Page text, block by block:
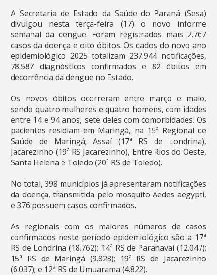
A Secretaria de Estado da Saúde do Paraná (Sesa)
divulgou nesta terça-feira (17) o novo informe
semanal da dengue. Foram registrados mais 2.767
casos da doença e oito óbitos. Os dados do novo ano
epidemiológico 2025 totalizam 237.944 notificações,
78.587 diagnósticos confirmados e 82 óbitos em
decorrência da dengue no Estado.
Os novos óbitos ocorreram entre março e maio,
sendo quatro mulheres e quatro homens, com idades
entre 14 e 94 anos, sete deles com comorbidades. Os
pacientes residiam em Maringá, na 15ª Regional de
Saúde de Maringá; Assaí (17ª RS de Londrina),
Jacarezinho (19ª RS Jacarezinho), Entre Rios do Oeste,
Santa Helena e Toledo (20ª RS de Toledo).
No total, 398 municípios já apresentaram notificações
da doença, transmitida pelo mosquito Aedes aegypti,
e 376 possuem casos confirmados.
As regionais com os maiores números de casos
confirmados neste período epidemiológico são a 17ª
RS de Londrina (18.762); 14ª RS de Paranavaí (12.047);
15ª RS de Maringá (9.828); 19ª RS de Jacarezinho
(6.037); e 12ª RS de Umuarama (4.822).